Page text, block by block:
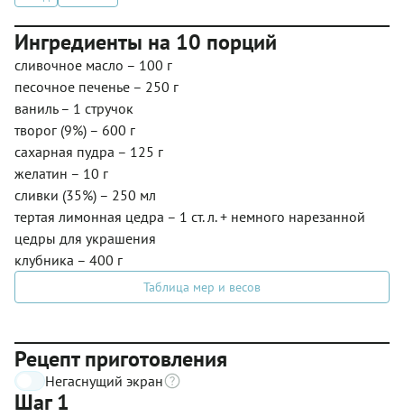
Ингредиенты на 10 порций
сливочное масло – 100 г
песочное печенье – 250 г
ваниль – 1 стручок
творог (9%) – 600 г
сахарная пудра – 125 г
желатин – 10 г
сливки (35%) – 250 мл
тертая лимонная цедра – 1 ст. л. + немного нарезанной
цедры для украшения
клубника – 400 г
Таблица мер и весов
Рецепт приготовления
Негаснущий экран
Шаг 1